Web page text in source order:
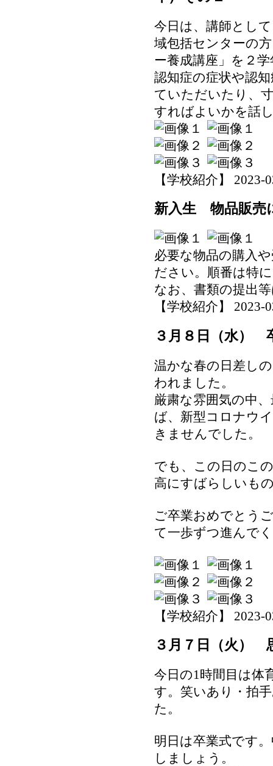
今日は、講師とし
域包括センターの
ー養成講座」を２
認知症の症状や認
ていただいたり、
すればよいかを話
【学校紹介】 2023-
新入生 物品販売
必要な物品の購入
ださい。順番は特
なお、書類の提出
【学校紹介】 2023-
３月８日（水）
温かな春の日差し
われました。
厳粛な雰囲気の中
ば、新型コロナウ
きませんでした。
でも、この日のこ
高にすばらしいも
ご卒業おめでとう
て一歩ずつ進んで
【学校紹介】 2023-
３月７日（火）
今日の1時間目は体
す。笑いあり・拍
た。
明日は卒業式です
しましょう。